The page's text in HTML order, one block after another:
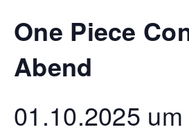
One Piece
Abend
01.10.2025